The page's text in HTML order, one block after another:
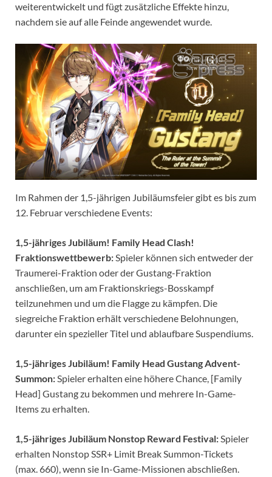
weiterentwickelt und fügt zusätzliche Effekte hinzu,
nachdem sie auf alle Feinde angewendet wurde.
Im Rahmen der 1,5-jährigen Jubiläumsfeier gibt es bis zum
12. Februar verschiedene Events:
1,5-jähriges Jubiläum! Family Head Clash!
Fraktionswettbewerb:Spieler können sich entweder der
Traumerei-Fraktion oder der Gustang-Fraktion
anschließen, um am Fraktionskriegs-Bosskampf
teilzunehmen und um die Flagge zu kämpfen. Die
siegreiche Fraktion erhält verschiedene Belohnungen,
darunter ein spezieller Titel und ablaufbare Suspendiums.
1,5-jähriges Jubiläum! Family Head Gustang Advent-
Summon:Spieler erhalten eine höhere Chance, [Family
Head] Gustang zu bekommen und mehrere In-Game-
Items zu erhalten.
1,5-jähriges Jubiläum Nonstop Reward Festival:Spieler
erhalten Nonstop SSR+ Limit Break Summon-Tickets
(max. 660), wenn sie In-Game-Missionen abschließen.